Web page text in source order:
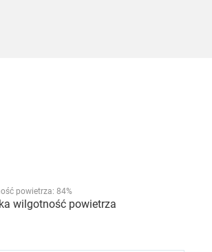
powietrza: 84%
wilgotność powietrza